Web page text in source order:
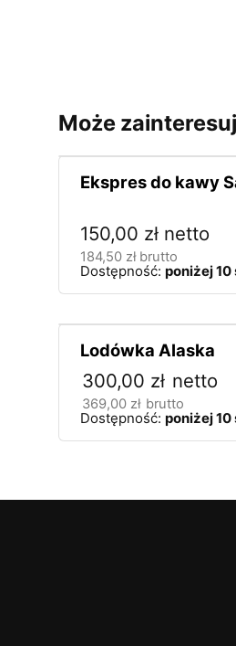
Może
Ekspres do kawy
150,00 zł netto
184,50 złbrutto
Dostępność: poniżej 10
Lodówka Alaska
300,00 zł netto
369,00 zł brutto
Dostępność: poniżej 10